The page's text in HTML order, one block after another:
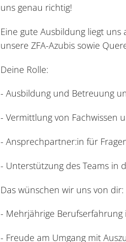
uns genau richtig!
Eine gute Ausbildung liegt
unsere ZFA-Azubis sowie
Deine Rolle:
- Ausbildung und Betreuung
- Vermittlung von Fachwissen
- Ansprechpartner:in für
- Unterstützung des Teams in
Das wünschen wir uns von dir:
- Mehrjährige
- Freude am Umgang mit